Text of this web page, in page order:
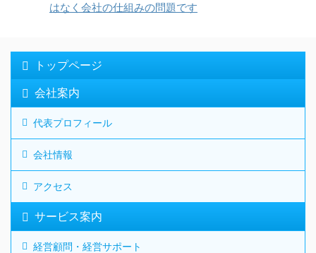
はなく会社の仕組みの問題です
トップページ
会社案内
代表プロフィール
会社情報
アクセス
サービス案内
経営顧問・経営サポート